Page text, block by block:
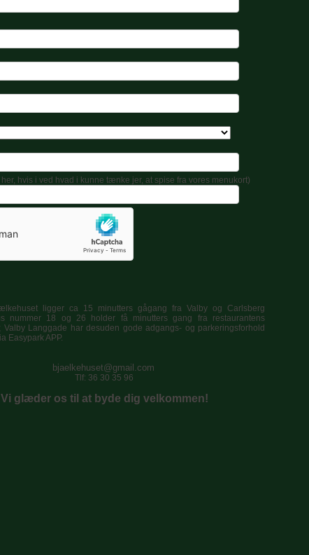
hvis i ved hvad i kunne tænke jer, at spise fra vores menukort)
ligger ca 15 minutters gågang fra Valby og Carlsberg
nummer 18 og 26 holder få minutters gang fra restaurantens
Valby Langgade har desuden gode adgangs- og parkeringsforhold
Easypark APP.
bjaelkehuset@gmail.com
Tlf: 36 30 35 96
Vi glæder os til at byde dig velkommen!